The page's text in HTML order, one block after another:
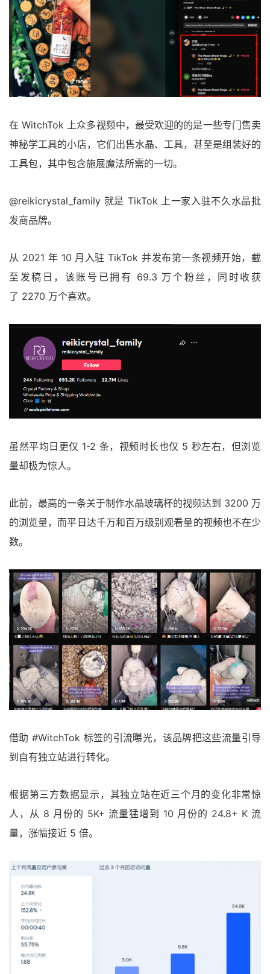
在 WitchTok 上众多视频中，最受欢迎的的是一些专门售卖
神秘学工具的小店，它们出售水晶、工具，甚至是组装好的
工具包，其中包含施展魔法所需的一切。
@reikicrystal_family 就是 TikTok 上一家入驻不久水晶批
发商品牌。
从 2021 年 10 月入驻 TikTok 并发布第一条视频开始，截
至发稿日，该账号已拥有 69.3 万个粉丝，同时收获
了 2270 万个喜欢。
虽然平均日更仅 1-2 条，视频时长也仅 5 秒左右，但浏览
量却极为惊人。
此前，最高的一条关于制作水晶玻璃杯的视频达到 3200 万
的浏览量，而平日达千万和百万级别观看量的视频也不在少
数。
借助 #WitchTok 标签的引流曝光，该品牌把这些流量引导
到自有独立站进行转化。
根据第三方数据显示，其独立站在近三个月的变化非常惊
人，从 8 月份的 5K+ 流量猛增到 10 月份的 24.8+ K 流
量，涨幅接近 5 倍。